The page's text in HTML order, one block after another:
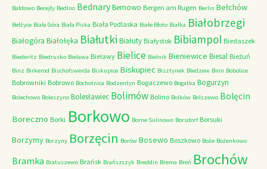
Bałdowo Becejły Bedlno BednaryBemowo Bergen am Rugen Berlin Bełchów
Bełżyce Biała Góra Biała Piska Biała Podlaska Białe Błoto Białka Białobrzegi
Białogóra Białołęka Białutki Białuty Białystok Bibiampol Biedaszek
Biederitz Biedrusko Bielawa Bielawy Bielice Bielnik Bieniewice Biesal Bieżuń
Binz Birkerod Bischofswerda Biskupice Biskupiec Bisztynek Bledzew Bnin Bobolice
Bobrowniki Bobrowo Bochotnica Bodzentyn Bogaczewo Bogatka Bogurzyn
Bolechowo Boleszyno Bolesławiec Bolimów Bolino Bolków Bolszewo Bolęcin
Boreczno Borki Borkowo Borne Sulinowo Borsdorf Borsuki
Borzymy Borzyny Borzęcin Borów Bosewo Boszkowo Boże Bożenkowo
Bramka Bratuszewo Brańsk Brańszczyk Breddin Brema Breń Brochów